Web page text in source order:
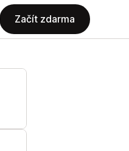
Začít zdarma